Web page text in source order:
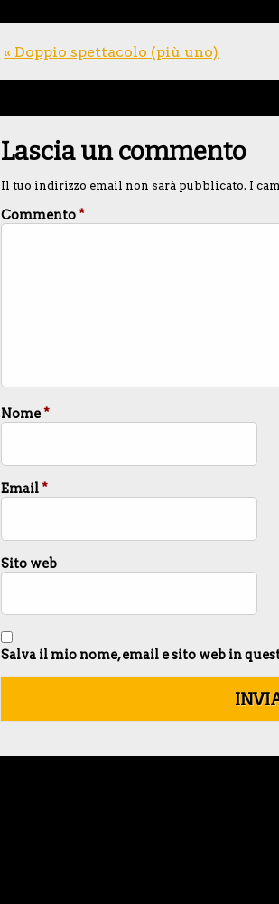
« Doppio spettacolo (più uno)
Lascia un commento
Il tuo indirizzo email non sarà pubblicato. I
Commento*
Nome*
Email*
Sito web
Salva il mio nome, email e sito web in